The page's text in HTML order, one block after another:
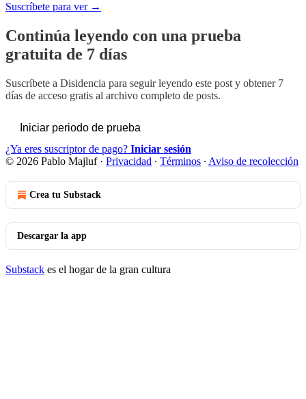
Suscríbete para ver →
Continúa leyendo con una prueba
gratuita de 7 días
Suscríbete a Disidencia para seguir leyendo este post y obtener 7
días de acceso gratis al archivo completo de posts.
Iniciar periodo de prueba
¿Ya eres suscriptor de pago? Iniciar sesión
© 2026 Pablo Majluf· Privacidad ∙ Términos ∙ Aviso de recolección
Crea tu Substack
Descargar la app
Substack es el hogar de la gran cultura